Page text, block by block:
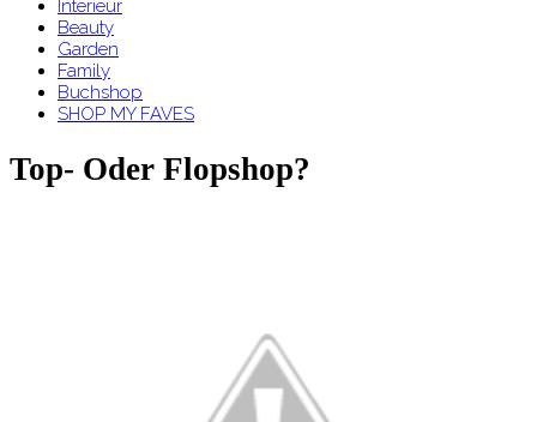
Interieur
Beauty
Garden
Family
Buchshop
SHOP MY FAVES
Top- Oder Flopshop?